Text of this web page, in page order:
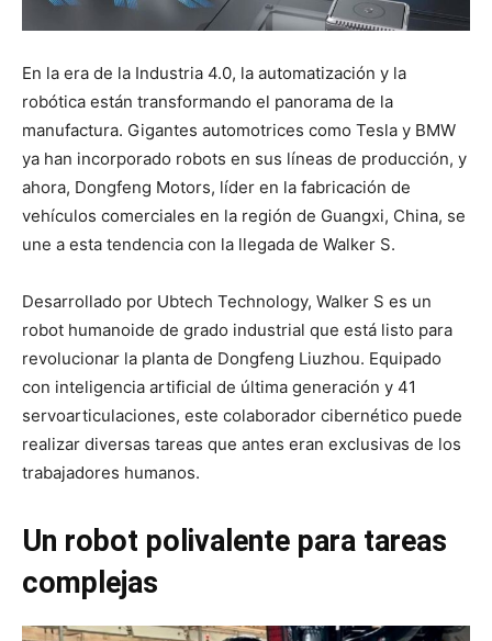
En la era de la Industria 4.0, la automatización y la
robótica están transformando el panorama de la
manufactura. Gigantes automotrices como Tesla y BMW
ya han incorporado robots en sus líneas de producción, y
ahora, Dongfeng Motors, líder en la fabricación de
vehículos comerciales en la región de Guangxi, China, se
une a esta tendencia con la llegada de Walker S.
Desarrollado por Ubtech Technology, Walker S es un
robot humanoide de grado industrial que está listo para
revolucionar la planta de Dongfeng Liuzhou. Equipado
con inteligencia artificial de última generación y 41
servoarticulaciones, este colaborador cibernético puede
realizar diversas tareas que antes eran exclusivas de los
trabajadores humanos.
Un robot polivalente para tareas
complejas